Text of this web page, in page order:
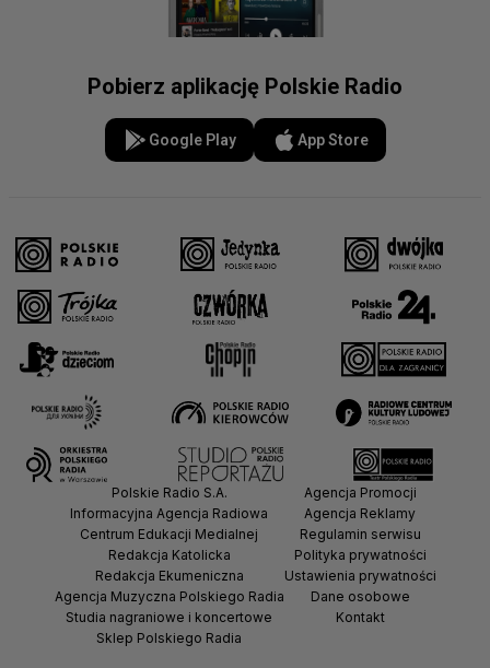
Pobierz aplikację Polskie Radio
Google Play App Store
Polskie Radio S.A.
Informacyjna Agencja Radiowa
Centrum Edukacji Medialnej
Redakcja Katolicka
Redakcja Ekumeniczna
Agencja Muzyczna Polskiego Radia
Studia nagraniowe i koncertowe
Sklep Polskiego Radia
Agencja Promocji
Agencja Reklamy
Regulamin serwisu
Polityka prywatności
Ustawienia prywatności
Dane osobowe
Kontakt